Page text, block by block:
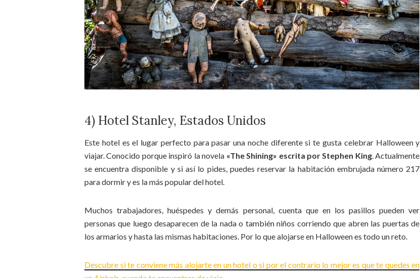
4) Hotel Stanley, Estados Unidos
Este hotel es el lugar perfecto para pasar una noche diferente si te gusta celebrar Halloween y
viajar. Conocido porque inspiró la novela «The Shining» escrita por Stephen King. Actualmente
se encuentra disponible y si así lo pides, puedes reservar la habitación embrujada número 217
para dormir y es la más popular del hotel.
Muchos trabajadores, huéspedes y demás personal, cuenta que en los pasillos pueden ver
personas que luego desaparecen de la nada o también niños corriendo que abren las puertas de
los armarios y hasta las mismas habitaciones. Por lo que alojarse en Halloween es todo un reto.
Descubre si te conviene más alojarte en un hotel o si por el contrario lo mejor es que te quedes en